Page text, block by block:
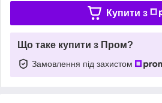
Купити з
Що таке купити з Пром?
Замовлення під захистом